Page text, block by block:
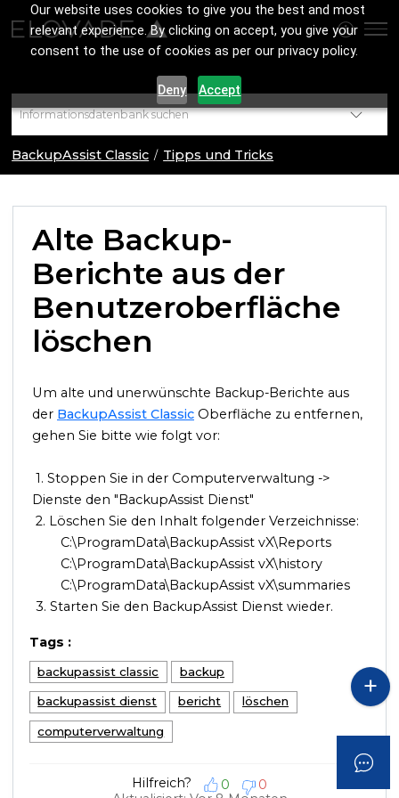
Our website uses cookies to give you the best and most
relevant experience. By clicking on accept, you give your
consent to the use of cookies as per our privacy policy.
Deny Accept
BackupAssist Classic Tipps und Tricks
Alte Backup-
Berichte aus der
Benutzeroberfläche
löschen
Um alte und unerwünschte Backup-Berichte aus
der BackupAssist Classic Oberfläche zu entfernen,
gehen Sie bitte wie folgt vor:
1. Stoppen Sie in der Computerverwaltung ->
Dienste den "BackupAssist Dienst"
2. Löschen Sie den Inhalt folgender Verzeichnisse:
C:\ProgramData\BackupAssist vX\Reports
C:\ProgramData\BackupAssist vX\history
C:\ProgramData\BackupAssist vX\summaries
3. Starten Sie den BackupAssist Dienst wieder.
Tags :
backupassist classic backup
backupassist dienst bericht löschen
computerverwaltung
Hilfreich? 0
0